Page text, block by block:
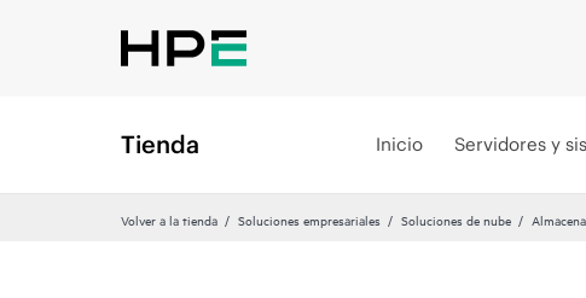
Tienda Inicio Servidores y
Volver a la tienda Soluciones empresariales Soluciones de nube